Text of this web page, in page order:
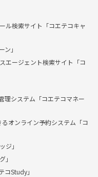
ル検索サイト「コエテコキャ
」
エージェント検索サイト「コ
理システム「コエテコマネー
オンライン予約システム「コ
ジ」
」
Study」